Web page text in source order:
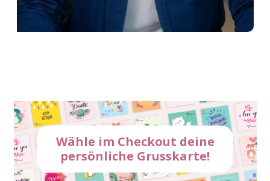
Wähle im Checkout deine
persönliche Grusskarte!